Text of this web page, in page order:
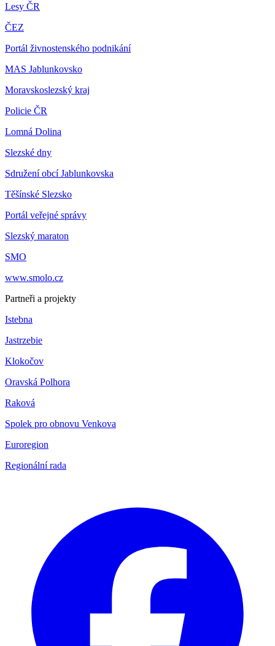
Lesy ČR
ČEZ
Portál živnostenského podnikání
MAS Jablunkovsko
Moravskoslezský kraj
Policie ČR
Lomná Dolina
Slezské dny
Sdružení obcí Jablunkovska
Těšínské Slezsko
Portál veřejné správy
Slezský maraton
SMO
www.smolo.cz
Partneři a projekty
Istebna
Jastrzebie
Klokočov
Oravská Polhora
Raková
Spolek pro obnovu Venkova
Euroregion
Regionální rada